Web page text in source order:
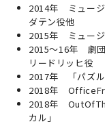
2014年 ミュージ
ダテン役他
2015年 ミュー
2015～16年 劇
リードリッヒ役
2017年 「パズル
2018年
2018年
カル」